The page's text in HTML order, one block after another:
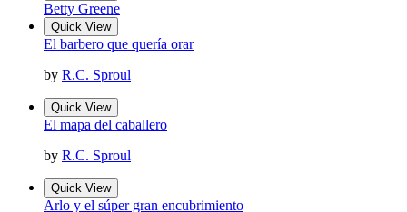
Betty Greene
Quick View
El barbero que quería orar
by R.C. Sproul
Quick View
El mapa del caballero
by R.C. Sproul
Quick View
Arlo y el súper gran encubrimiento